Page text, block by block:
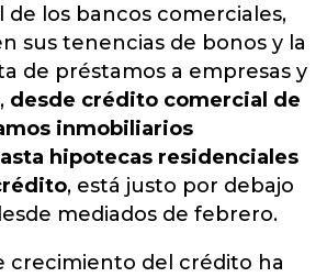
de los bancos comerciales,
sus tenencias de bonos y la
de préstamos a empresas y
desde crédito comercial de
inmobiliarios
hipotecas residenciales
, está justo por debajo
mediados de febrero.
crecimiento del crédito ha